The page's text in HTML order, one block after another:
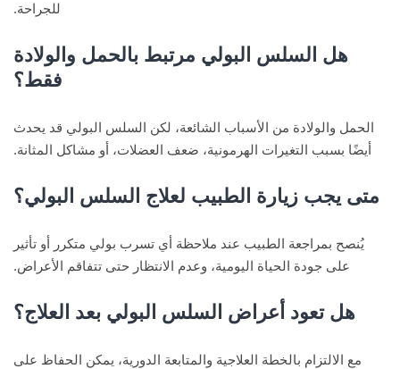
للجراحة.
هل السلس البولي مرتبط بالحمل والولادة
فقط؟
الحمل والولادة من الأسباب الشائعة، لكن السلس البولي قد يحدث
أيضًا بسبب التغيرات الهرمونية، ضعف العضلات، أو مشاكل المثانة.
متى يجب زيارة الطبيب لعلاج السلس البولي؟
يُنصح بمراجعة الطبيب عند ملاحظة أي تسرب بولي متكرر أو تأثير
على جودة الحياة اليومية، وعدم الانتظار حتى تتفاقم الأعراض.
هل تعود أعراض السلس البولي بعد العلاج؟
مع الالتزام بالخطة العلاجية والمتابعة الدورية، يمكن الحفاظ على